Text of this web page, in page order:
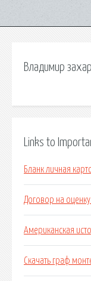
Владимир
Links to
Бланк личная
Договор на
Американская
Скачать граф